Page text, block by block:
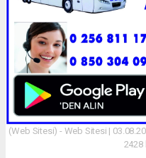
(Web Sitesi) - Web Sitesi |
2428